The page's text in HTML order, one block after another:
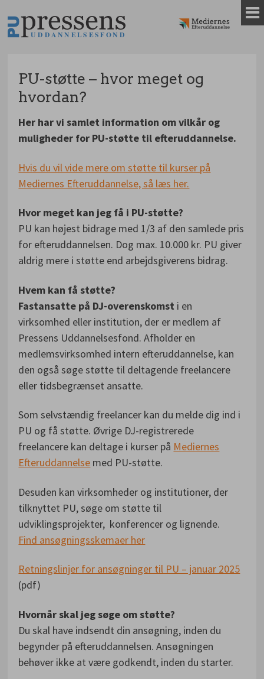
til
indhold
PU-støtte – hvor meget og
hvordan?
Her har vi samlet information om vilkår og
muligheder for PU-støtte til efteruddannelse.
Hvis du vil vide mere om støtte til kurser på
Mediernes Efteruddannelse, så læs her.
Hvor meget kan jeg få i PU-støtte?
PU kan højest bidrage med 1/3 af den samlede pris
for efteruddannelsen. Dog max. 10.000 kr. PU giver
aldrig mere i støtte end arbejdsgiverens bidrag.
Hvem kan få støtte?
Fastansatte på DJ-overenskomst i en
virksomhed eller institution, der er medlem af
Pressens Uddannelsesfond. Afholder en
medlemsvirksomhed intern efteruddannelse, kan
den også søge støtte til deltagende freelancere
eller tidsbegrænset ansatte.
Som selvstændig freelancer kan du melde dig ind i
PU og få støtte. Øvrige DJ-registrerede
freelancere kan deltage i kurser på Mediernes
Efteruddannelse med PU-støtte.
Desuden kan virksomheder og institutioner, der
tilknyttet PU, søge om støtte til
udviklingsprojekter, konferencer og lignende.
Find ansøgningsskemaer her
Retningslinjer for ansøgninger til PU – januar 2025
(pdf)
Hvornår skal jeg søge om støtte?
Du skal have indsendt din ansøgning, inden du
begynder på efteruddannelsen. Ansøgningen
behøver ikke at være godkendt, inden du starter.